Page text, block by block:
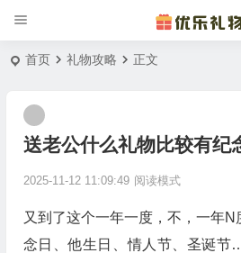
首页 礼物攻略 正文
送老公什么礼物比较有纪
2025-11-12 11:09:49 阅读模式
又到了这个一年一度，不，一年
念日、他生日、情人节、圣诞节